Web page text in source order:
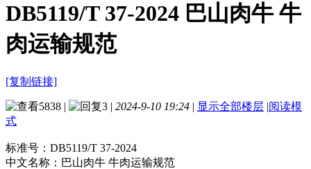
DB5119/T 37-2024 巴山肉牛 牛
肉运输规范
[复制链接]
5838 | 3 | 2024-9-10 19:24 | 显示全部楼层 |阅读模
式
标准号： DB5119/T 37-2024
中文名称： 巴山肉牛 牛肉运输规范